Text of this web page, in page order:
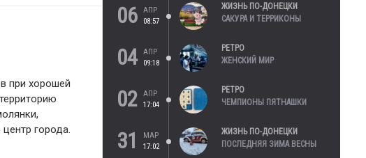
при хорошей
города.
06
АПР
08:57
ЖИЗНЬ ПО-ДОНЕЦКИ
САКУРА И ТЕРРИКОНЫ
04
АПР
09:18
РЕТРО
ЖЕНСКИЙ МИР
02
АПР
17:04
РЕТРО
ЧЕМПИОНЫ ПЯТНАШКИ
31
МАР
17:02
ЖИЗНЬ ПО-ДОНЕЦКИ
ПОСЛЕДНЯЯ ЗИМА ВЕСНЫ